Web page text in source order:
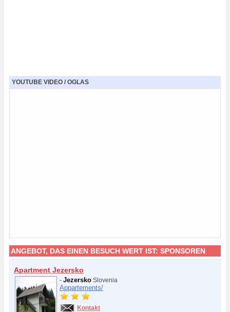
YOUTUBE VIDEO / OGLAS
ANGEBOT, DAS EINEN BESUCH WERT IST: SPONSOREN
Apartment Jezersko
- Jezersko Slovenia
Appartements/
Kontakt